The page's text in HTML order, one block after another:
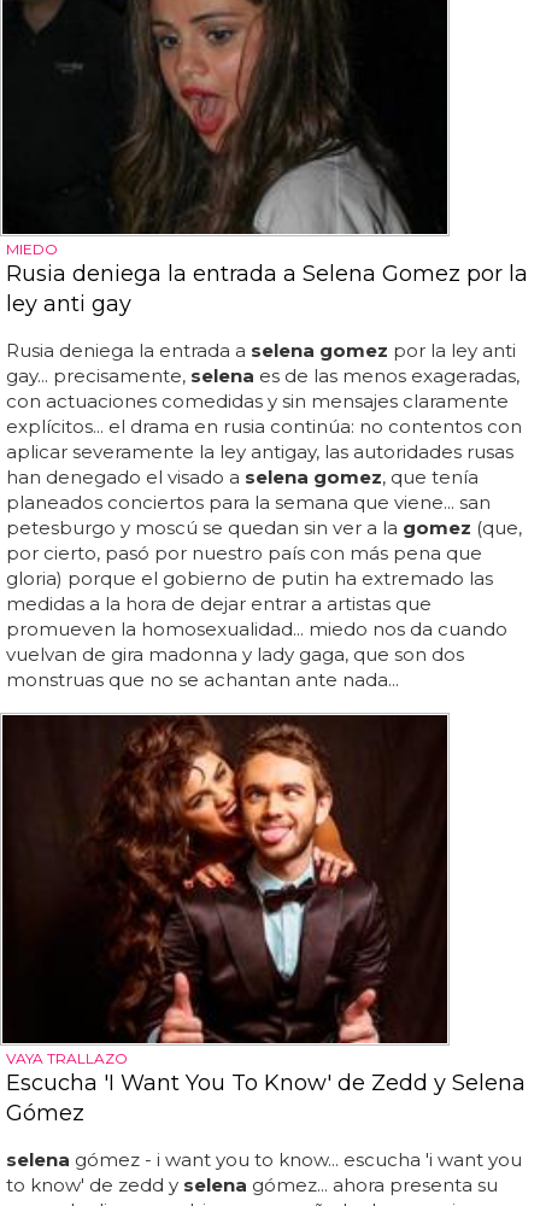
MIEDO
Rusia deniega la entrada a Selena Gomez por la
ley anti gay
Rusia deniega la entrada a selena gomez por la ley anti
gay... precisamente, selena es de las menos exageradas,
con actuaciones comedidas y sin mensajes claramente
explícitos... el drama en rusia continúa: no contentos con
aplicar severamente la ley antigay, las autoridades rusas
han denegado el visado a selena gomez, que tenía
planeados conciertos para la semana que viene... san
petesburgo y moscú se quedan sin ver a la gomez (que,
por cierto, pasó por nuestro país con más pena que
gloria) porque el gobierno de putin ha extremado las
medidas a la hora de dejar entrar a artistas que
promueven la homosexualidad... miedo nos da cuando
vuelvan de gira madonna y lady gaga, que son dos
monstruas que no se achantan ante nada...
VAYA TRALLAZO
Escucha 'I Want You To Know' de Zedd y Selena
Gómez
selena gómez - i want you to know... escucha 'i want you
to know' de zedd y selena gómez... ahora presenta su